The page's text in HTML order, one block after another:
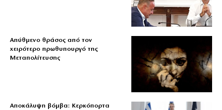
Απύθμενο θράσος από τον
χειρότερο πρωθυπουργό της
Μεταπολίτευσης
Αποκάλυψη βόμβα: Κερκόπορτα